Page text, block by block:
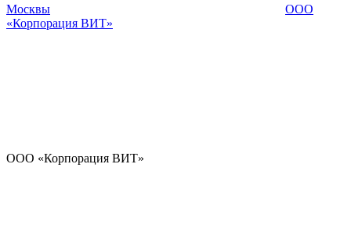
Москвы
ООО
«Корпорация ВИТ»
ООО «Корпорация ВИТ»